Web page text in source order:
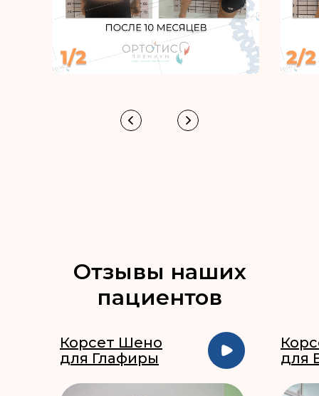
Отзывы наших
пациентов
Корсет Шено
для Глафиры
для